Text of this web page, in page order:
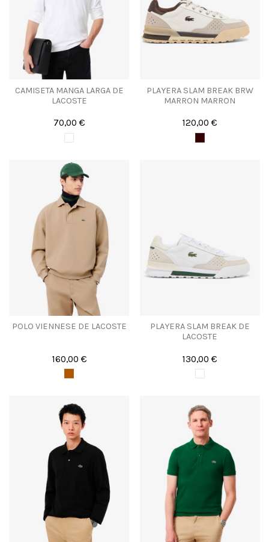
CAMISETA MANGA LARGA DE
LACOSTE
70,00 €
PLAYERA SLAM BREAK BRW
MARRON MARRON
120,00 €
POLO VIENNESE DE LACOSTE
160,00 €
PLAYERA SLAM BREAK DE
LACOSTE
130,00 €